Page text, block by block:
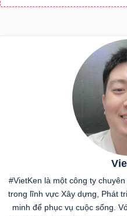
#VietKen là một công ty
trong lĩnh vực Xây dựng, Phát
minh để phục vụ cuộc sống.